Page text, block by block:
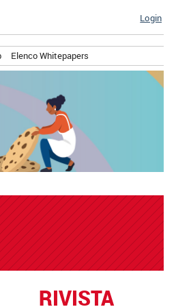
Login
Elenco Whitepapers
RIVISTA